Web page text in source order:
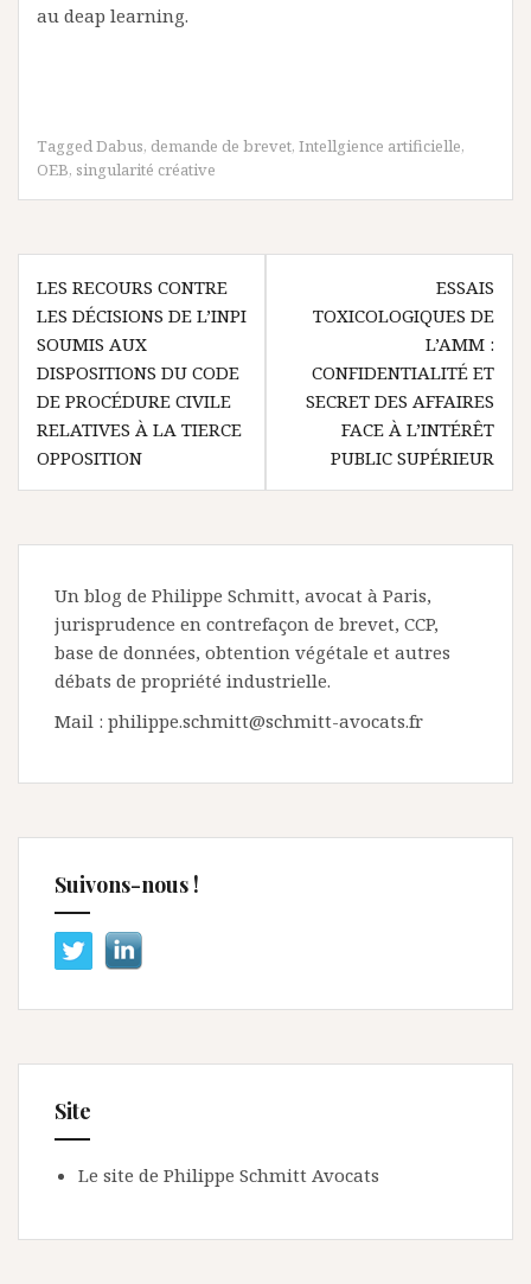
au deap learning.
TaggedDabus, demande de brevet, Intellgience artificielle,
OEB, singularité créative
Navigation
de
l’article
LES RECOURS CONTRE
LES DÉCISIONS DE L’INPI
SOUMIS AUX
DISPOSITIONS DU CODE
DE PROCÉDURE CIVILE
RELATIVES À LA TIERCE
OPPOSITION
ESSAIS
TOXICOLOGIQUES DE
L’AMM :
CONFIDENTIALITÉ ET
SECRET DES AFFAIRES
FACE À L’INTÉRÊT
PUBLIC SUPÉRIEUR
Un blog de Philippe Schmitt, avocat à Paris,
jurisprudence en contrefaçon de brevet, CCP,
base de données, obtention végétale et autres
débats de propriété industrielle.
Mail : philippe.schmitt@schmitt-avocats.fr
Suivons-nous !
Site
Le site de Philippe Schmitt Avocats